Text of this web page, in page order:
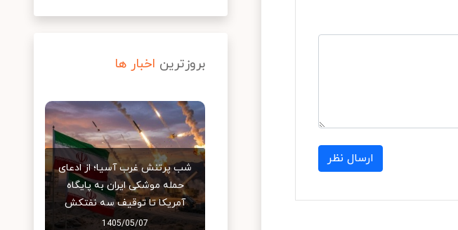
ارسال نظر
بروزترین اخبار ها
شب پرتنش غرب آسیا؛ از ادعای
حمله موشکی ایران به پایگاه
آمریکا تا توقیف سه نفتکش
1405/05/07